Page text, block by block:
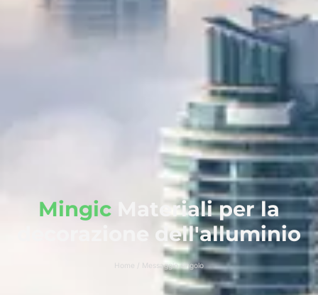
Mingic Materiali per la
decorazione dell'alluminio
Home / Messaggio singolo